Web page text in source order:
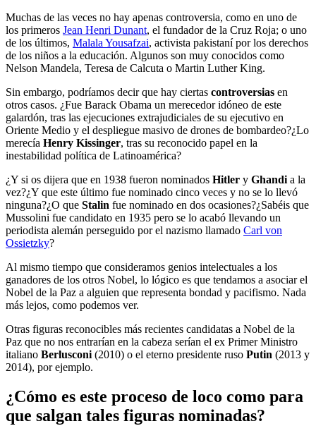
Muchas de las veces no hay apenas controversia, como en uno de
los primeros Jean Henri Dunant, el fundador de la Cruz Roja; o uno
de los últimos, Malala Yousafzai, activista pakistaní por los derechos
de los niños a la educación. Algunos son muy conocidos como
Nelson Mandela, Teresa de Calcuta o Martin Luther King.
Sin embargo, podríamos decir que hay ciertas controversias en
otros casos. ¿Fue Barack Obama un merecedor idóneo de este
galardón, tras las ejecuciones extrajudiciales de su ejecutivo en
Oriente Medio y el despliegue masivo de drones de bombardeo?¿Lo
merecía Henry Kissinger, tras su reconocido papel en la
inestabilidad política de Latinoamérica?
¿Y si os dijera que en 1938 fueron nominados Hitler y Ghandi a la
vez?¿Y que este último fue nominado cinco veces y no se lo llevó
ninguna?¿O que Stalin fue nominado en dos ocasiones?¿Sabéis que
Mussolini fue candidato en 1935 pero se lo acabó llevando un
periodista alemán perseguido por el nazismo llamado Carl von
Ossietzky?
Al mismo tiempo que consideramos genios intelectuales a los
ganadores de los otros Nobel, lo lógico es que tendamos a asociar el
Nobel de la Paz a alguien que representa bondad y pacifismo. Nada
más lejos, como podemos ver.
Otras figuras reconocibles más recientes candidatas a Nobel de la
Paz que no nos entrarían en la cabeza serían el ex Primer Ministro
italiano Berlusconi (2010) o el eterno presidente ruso Putin (2013 y
2014), por ejemplo.
¿Cómo es este proceso de loco como para
que salgan tales figuras nominadas?